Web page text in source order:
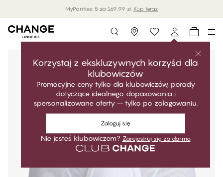
MyPanties: 5 za 169,99 zł. Kup teraz
Storefinder
Korzystaj z ekskluzywnych korzyści dla
klubowiczów
Promocyjne ceny tylko dla klubowiczów, porady
dotyczące idealnego dopasowania i
spersonalizowane oferty – tylko po zalogowaniu.
Zaloguj się
Nie jesteś klubowiczem? Zarejestruj się za darmo